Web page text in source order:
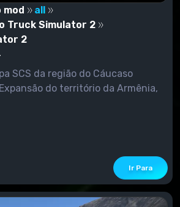
mod
all
Truck Simulator 2
2
SCS da região do Cáucaso
do território da Armênia,
Ir Para